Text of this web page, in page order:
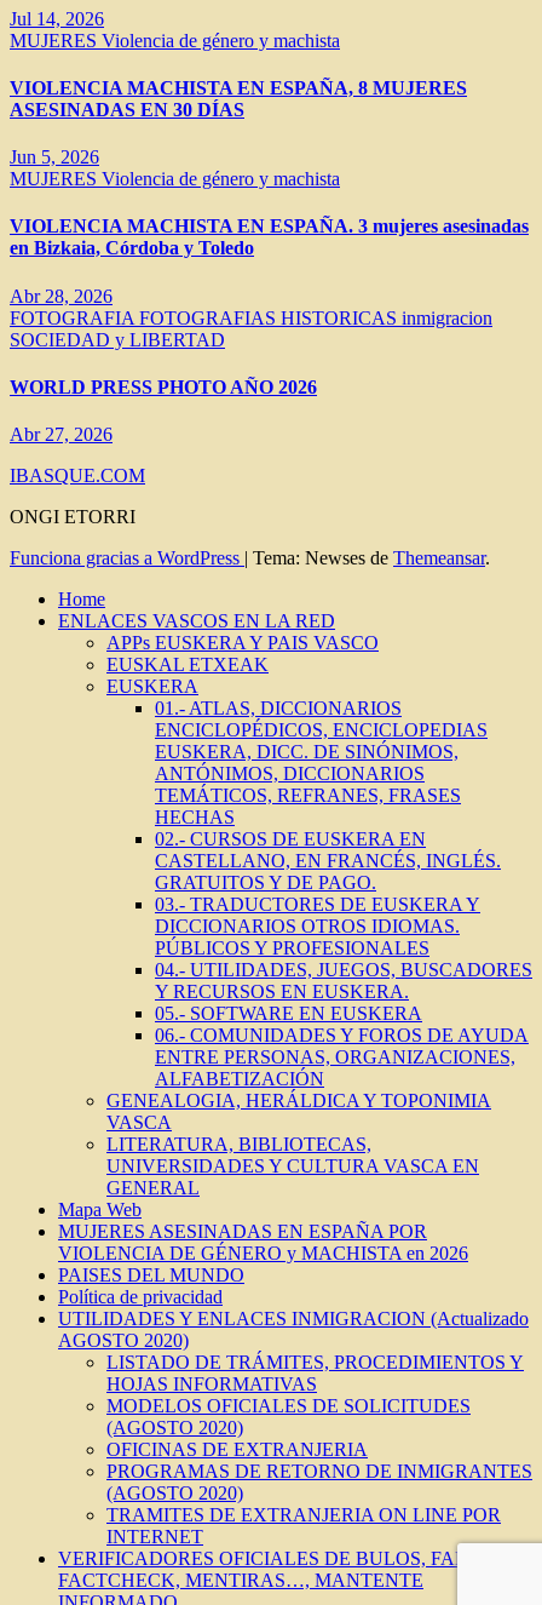
Jul 14, 2026
MUJERES Violencia de género y machista
VIOLENCIA MACHISTA EN ESPAÑA, 8 MUJERES
ASESINADAS EN 30 DÍAS
Jun 5, 2026
MUJERES Violencia de género y machista
VIOLENCIA MACHISTA EN ESPAÑA. 3 mujeres asesinadas
en Bizkaia, Córdoba y Toledo
Abr 28, 2026
FOTOGRAFIA FOTOGRAFIAS HISTORICAS inmigracion
SOCIEDAD y LIBERTAD
WORLD PRESS PHOTO AÑO 2026
Abr 27, 2026
IBASQUE.COM
ONGI ETORRI
Funciona gracias a WordPress | Tema: Newses de Themeansar.
Home
ENLACES VASCOS EN LA RED
APPs EUSKERA Y PAIS VASCO
EUSKAL ETXEAK
EUSKERA
01.- ATLAS, DICCIONARIOS
ENCICLOPÉDICOS, ENCICLOPEDIAS
EUSKERA, DICC. DE SINÓNIMOS,
ANTÓNIMOS, DICCIONARIOS
TEMÁTICOS, REFRANES, FRASES
HECHAS
02.- CURSOS DE EUSKERA EN
CASTELLANO, EN FRANCÉS, INGLÉS.
GRATUITOS Y DE PAGO.
03.- TRADUCTORES DE EUSKERA Y
DICCIONARIOS OTROS IDIOMAS.
PÚBLICOS Y PROFESIONALES
04.- UTILIDADES, JUEGOS, BUSCADORES
Y RECURSOS EN EUSKERA.
05.- SOFTWARE EN EUSKERA
06.- COMUNIDADES Y FOROS DE AYUDA
ENTRE PERSONAS, ORGANIZACIONES,
ALFABETIZACIÓN
GENEALOGIA, HERÁLDICA Y TOPONIMIA
VASCA
LITERATURA, BIBLIOTECAS,
UNIVERSIDADES Y CULTURA VASCA EN
GENERAL
Mapa Web
MUJERES ASESINADAS EN ESPAÑA POR
VIOLENCIA DE GÉNERO y MACHISTA en 2026
PAISES DEL MUNDO
Política de privacidad
UTILIDADES Y ENLACES INMIGRACION (Actualizado
AGOSTO 2020)
LISTADO DE TRÁMITES, PROCEDIMIENTOS Y
HOJAS INFORMATIVAS
MODELOS OFICIALES DE SOLICITUDES
(AGOSTO 2020)
OFICINAS DE EXTRANJERIA
PROGRAMAS DE RETORNO DE INMIGRANTES
(AGOSTO 2020)
TRAMITES DE EXTRANJERIA ON LINE POR
INTERNET
VERIFICADORES OFICIALES DE BULOS, FAKES,
FACTCHECK, MENTIRAS…, MANTENTE